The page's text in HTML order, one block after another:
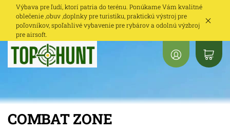
Výbava pre ľudí, ktorí patria do terénu. Ponúkame Vám kvalitné
oblečenie ,obuv ,doplnky pre turistiku, praktickú výstroj pre
poľovníkov, spoľahlivé vybavenie pre rybárov a odolnú výzbroj
pre airsoft.
COMBAT ZONE